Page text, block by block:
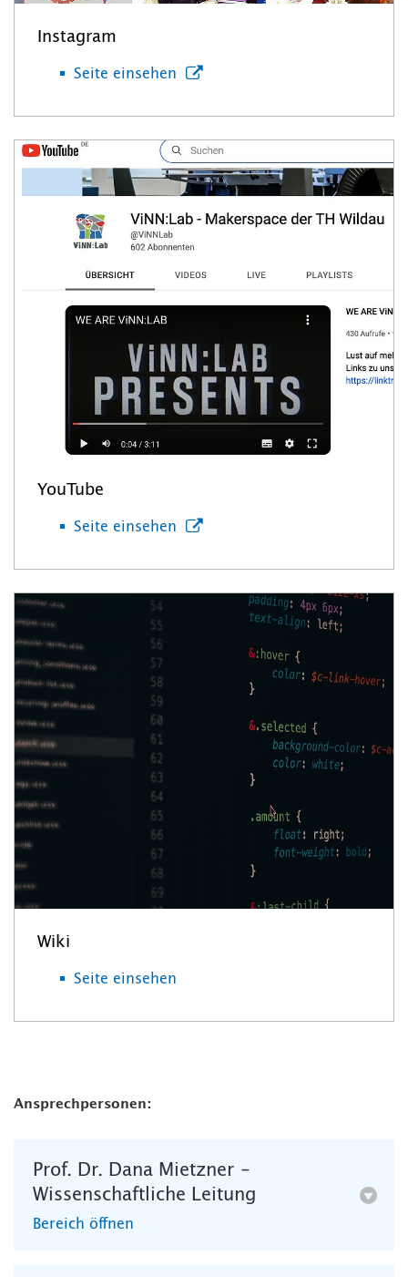
Instagram
Seite einsehen
YouTube
Seite einsehen
Wiki
Seite einsehen
Ansprechpersonen:
Prof. Dr. Dana Mietzner –
Wissenschaftliche Leitung
Bereich öffnen